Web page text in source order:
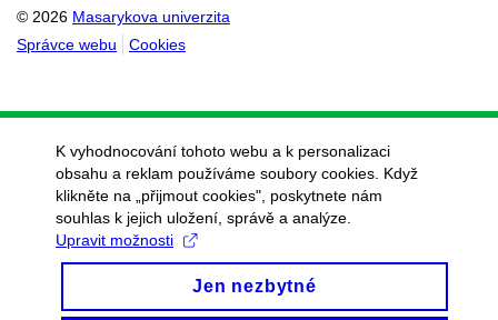
© 2026 Masarykova univerzita
Správce webu
Cookies
K vyhodnocování tohoto webu a k personalizaci
obsahu a reklam používáme soubory cookies. Když
klikněte na „přijmout cookies", poskytnete nám
souhlas k jejich uložení, správě a analýze.
Upravit možnosti
Jen nezbytné